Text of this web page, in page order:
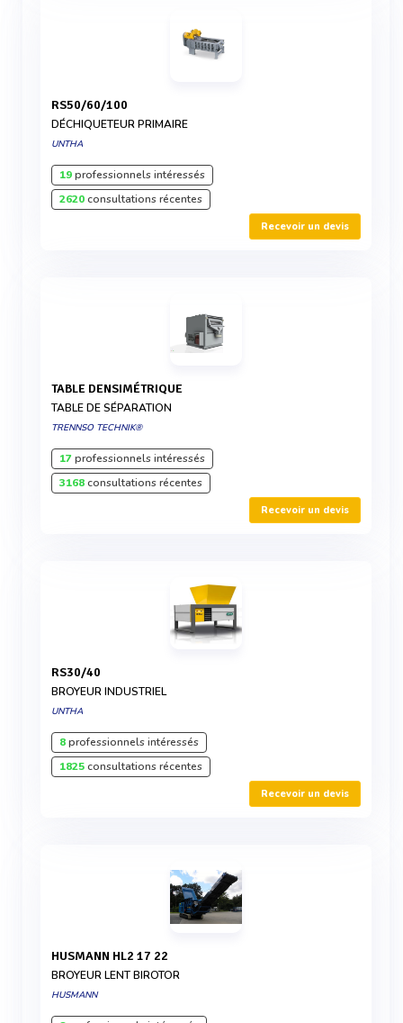
RS50/60/100
DÉCHIQUETEUR PRIMAIRE
UNTHA
19professionnels intéressés
2620consultations récentes
Recevoir un devis
TABLE DENSIMÉTRIQUE
TABLE DE SÉPARATION
TRENNSO TECHNIK®
17professionnels intéressés
3168consultations récentes
Recevoir un devis
RS30/40
BROYEUR INDUSTRIEL
UNTHA
8professionnels intéressés
1825consultations récentes
Recevoir un devis
HUSMANN HL2 17 22
BROYEUR LENT BIROTOR
HUSMANN